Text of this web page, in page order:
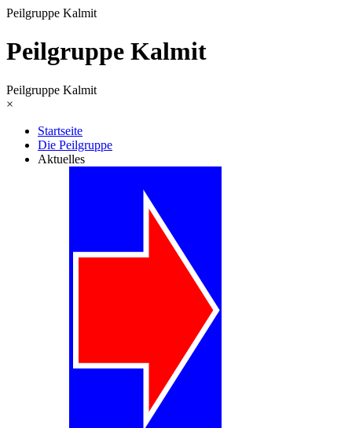
Peilgruppe Kalmit
Peilgruppe Kalmit
Peilgruppe Kalmit
×
Startseite
Die Peilgruppe
Aktuelles